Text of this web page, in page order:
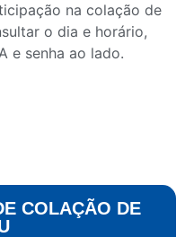
na colação de
o dia e horário,
e senha ao lado.
COLAÇÃO DE